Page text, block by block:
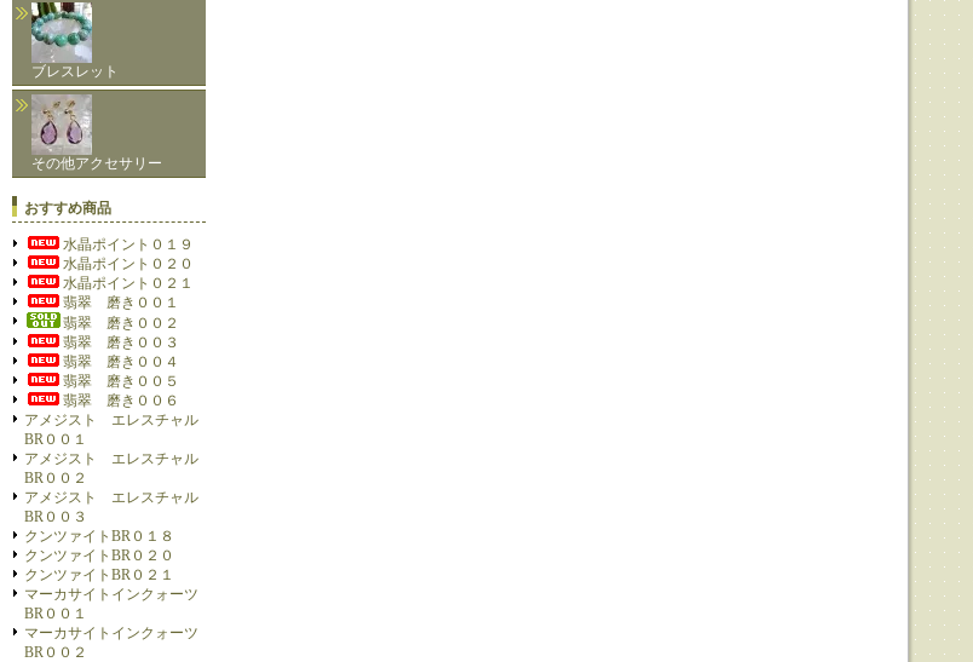
ブレスレット
その他アクセサリー
おすすめ商品
水晶ポイント０１９
水晶ポイント０２０
水晶ポイント０２１
翡翠 磨き００１
翡翠 磨き００２
翡翠 磨き００３
翡翠 磨き００４
翡翠 磨き００５
翡翠 磨き００６
アメジスト エレスチャル
BR００１
アメジスト エレスチャル
BR００２
アメジスト エレスチャル
BR００３
クンツァイトBR０１８
クンツァイトBR０２０
クンツァイトBR０２１
マーカサイトインクォーツ
BR００１
マーカサイトインクォーツ
BR００２